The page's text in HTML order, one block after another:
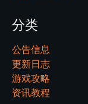
分类
公告信息
更新日志
游戏攻略
资讯教程